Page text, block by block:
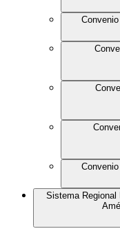
Sistema Regional